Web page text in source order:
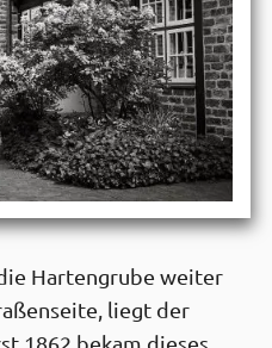
Hartengrube weiter
liegt der